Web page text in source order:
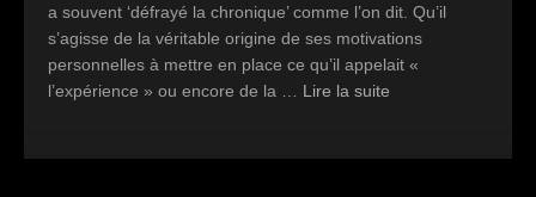
a souvent ‘défrayé la chronique’ comme l’on dit. Qu’il
s’agisse de la véritable origine de ses motivations
personnelles à mettre en place ce qu’il appelait «
l’expérience » ou encore de la … Lire la suite